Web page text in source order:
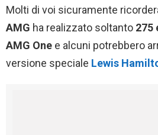
Molti di voi sicuramente
AMG ha realizzato soltanto 275
AMG One e alcuni potrebbero
versione speciale Lewis